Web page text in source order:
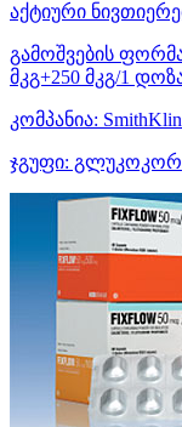
აქტიური
გამოშვების
მკგ+250 მკგ/1
კომპანია:
ჯგუფი: